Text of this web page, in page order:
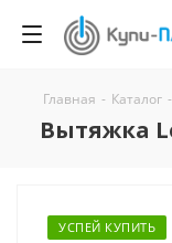
Главная - Каталог -
Вытяжка
УСПЕЙ КУПИТЬ